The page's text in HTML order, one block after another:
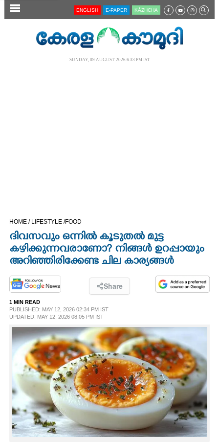
SECTIONS
OPINION
PHOTOS
LIFESTYLE
SPIRITUAL
INFO+
ASTRO
ENGLISH E-PAPER KĀZHCHA
SUNDAY, 09 AUGUST 2026 6.33 PM IST
HOME / LIFESTYLE /FOOD
ദിവസവും ഒന്നിൽ കൂടുതൽ മുട്ട
കഴിക്കുന്നവരാണോ? നിങ്ങൾ​ ഉറപ്പായും
അറിഞ്ഞിരിക്കേണ്ട ചില കാര്യങ്ങൾ
Share
1 MIN READ
PUBLISHED: MAY 12, 2026 02:34 PM IST
UPDATED: MAY 12, 2026 08:05 PM IST